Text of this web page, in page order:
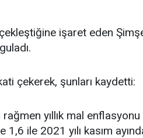
işaret eden
çekerek, şunları kaydetti:
yıllık mal
ile 2021 yılı kasım